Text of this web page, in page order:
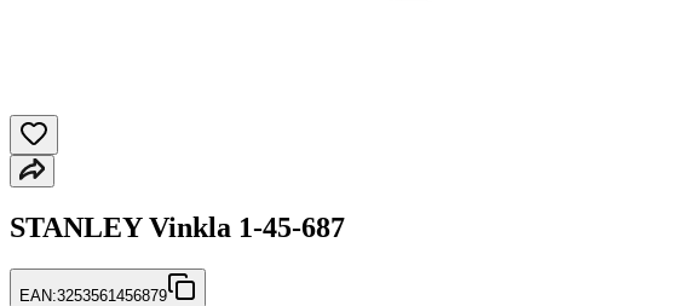
STANLEY Vinkla 1-45-687
EAN:3253561456879